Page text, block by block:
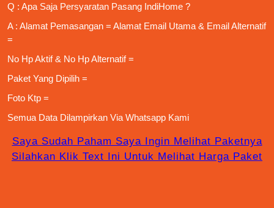
Q : Apa Saja Persyaratan Pasang IndiHome ?
A : Alamat Pemasangan = Alamat Email Utama & Email Alternatif
=
No Hp Aktif & No Hp Alternatif =
Paket Yang Dipilih =
Foto Ktp =
Semua Data Dilampirkan Via Whatsapp Kami
Saya Sudah Paham Saya Ingin Melihat Paketnya
Silahkan Klik Text Ini Untuk Melihat Harga Paket